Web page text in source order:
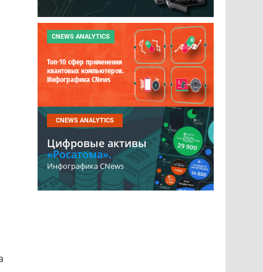
CNEWS ANALYTICS
Топ-10 сфер применения
квантовых компьютеров.
Инфографика CNews
CNEWS ANALYTICS
Цифровые активы
«Росатома».
Инфографика CNews